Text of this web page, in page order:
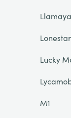
Llamaya
Lucky
M1